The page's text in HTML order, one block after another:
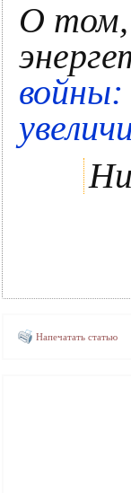
О том,
Напечатать статью